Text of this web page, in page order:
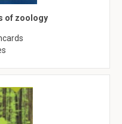
of zoology